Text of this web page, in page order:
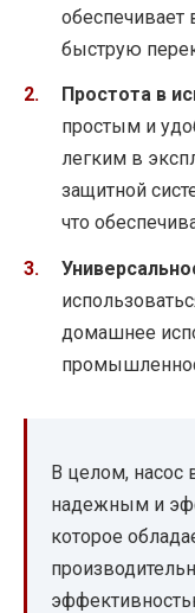
быструю
Простота в
простым и
легким в
защитной
что
домашнее
В целом, насос
надежным и
которое